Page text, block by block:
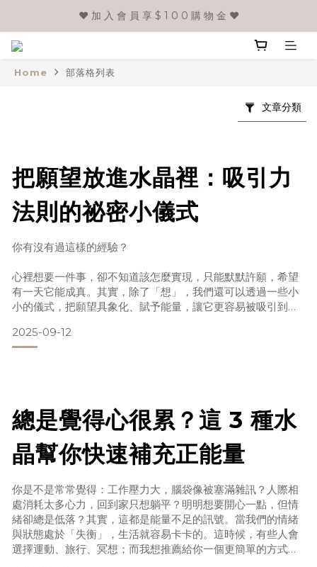
❤️ 加 入 會 員 享 $ 1 0 0 購 物 金 ❤️
Home 部落格列表
文章分類
把願望放進水晶裡：吸引力
法則的祕密小儀式
你有沒有過這樣的經驗？
心裡想要一件事，卻不知道該怎麼實現，只能默默許願，希望
有一天它能成真。其實，除了「想」，我們還可以透過一些小
小的儀式，把願望具象化、賦予能量，讓它更容易被吸引到我
今天就要分享一個超簡單的 水晶許願儀式，讓你的夢想有一個
安全的能量容器，幫助它一步步靠近你。為什麼要用水晶來許
晶：財富與自信紫水晶：直覺與平靜白水晶：
2025-09-12
總是覺得心很累？這 3 種水
晶幫你快速補充正能量
你是不是常常覺得：工作壓力大，腦袋像被塞滿雜訊？人際相
處消耗太多心力，回到家只想躺平？明明想要開心一點，但情
緒卻總是低落？其實，這都是能量不足的訊號。當我們的情緒
與狀態處於「失衡」，生活就容易卡卡的。這時候，有些人會
選擇運動、旅行、冥想；而我想推薦給你一個更簡單的方式